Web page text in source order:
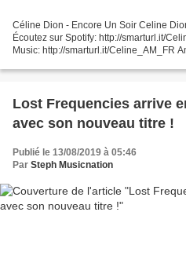
Céline Dion - Encore Un Soir Celine
Écoutez sur Spotify: http://smarturl.it/
Music: http://smarturl.it/Celine_AM_FR
Lost Frequencies arrive
avec son nouveau titre !
Publié le 13/08/2019 à 05:46
Par Steph Musicnation